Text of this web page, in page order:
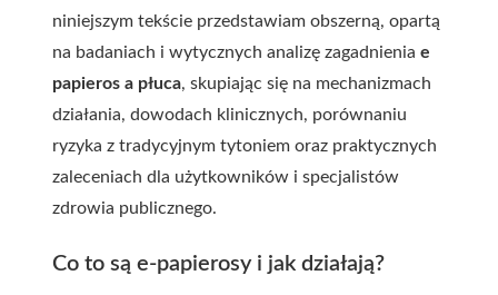
niniejszym tekście przedstawiam obszerną, opartą
na badaniach i wytycznych analizę zagadnienia e
papieros a płuca, skupiając się na mechanizmach
działania, dowodach klinicznych, porównaniu
ryzyka z tradycyjnym tytoniem oraz praktycznych
zaleceniach dla użytkowników i specjalistów
zdrowia publicznego.
Co to są e-papierosy i jak działają?